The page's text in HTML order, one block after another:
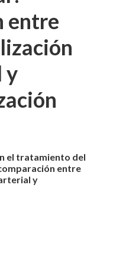
entre
y
el tratamiento del
entre
y